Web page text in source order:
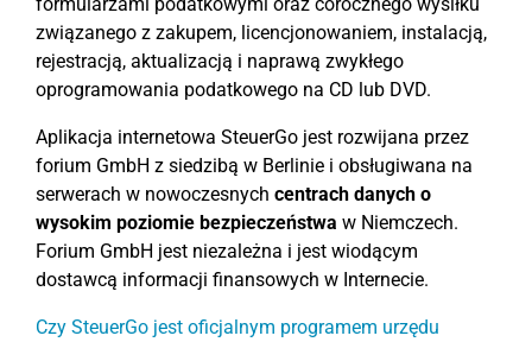
związanego z zakupem, licencjonowaniem, instalacją,
rejestracją, aktualizacją i naprawą zwykłego
oprogramowania podatkowego na CD lub DVD.
Aplikacja internetowa SteuerGo jest rozwijana przez
forium GmbH z siedzibą w Berlinie i obsługiwana na
serwerach w nowoczesnych centrach danych o
wysokim poziomie bezpieczeństwa w Niemczech.
Forium GmbH jest niezależna i jest wiodącym
dostawcą informacji finansowych w Internecie.
Czy SteuerGo jest oficjalnym programem urzędu